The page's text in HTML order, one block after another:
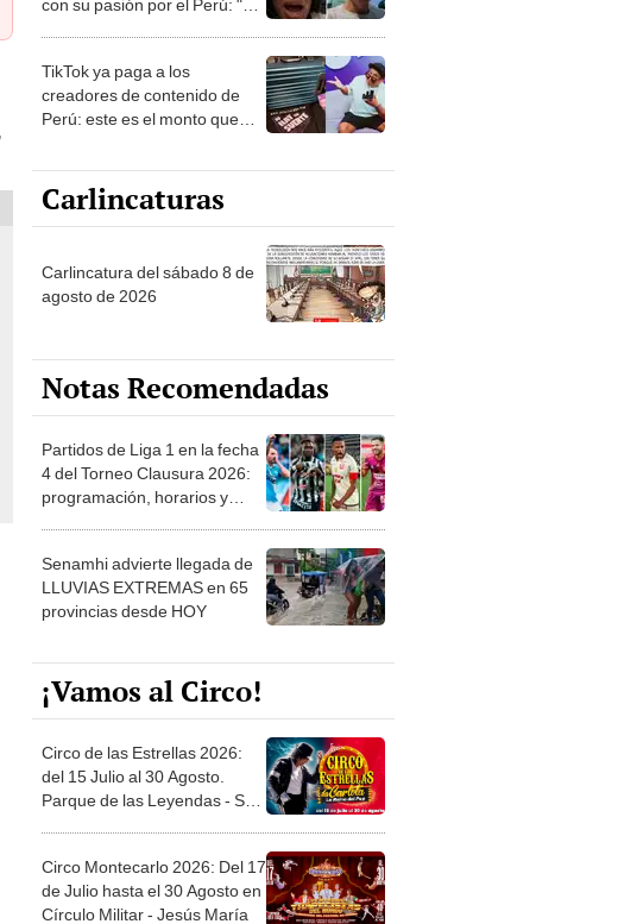
con su pasión por el Perú: "Mi
TikTok ya paga a los
creadores de contenido de
Perú: este es el monto que
1.000 vistas
Carlincaturas
Carlincatura del sábado 8 de
agosto de 2026
Notas Recomendadas
Partidos de Liga 1 en la fecha
4 del Torneo Clausura 2026:
programación, horarios y
Senamhi advierte llegada de
LLUVIAS EXTREMAS en 65
provincias desde HOY
¡Vamos al Circo!
Circo de las Estrellas 2026:
del 15 Julio al 30 Agosto.
Parque de las Leyendas - San
Circo Montecarlo 2026: Del 17
de Julio hasta el 30 Agosto en
Círculo Militar - Jesús María